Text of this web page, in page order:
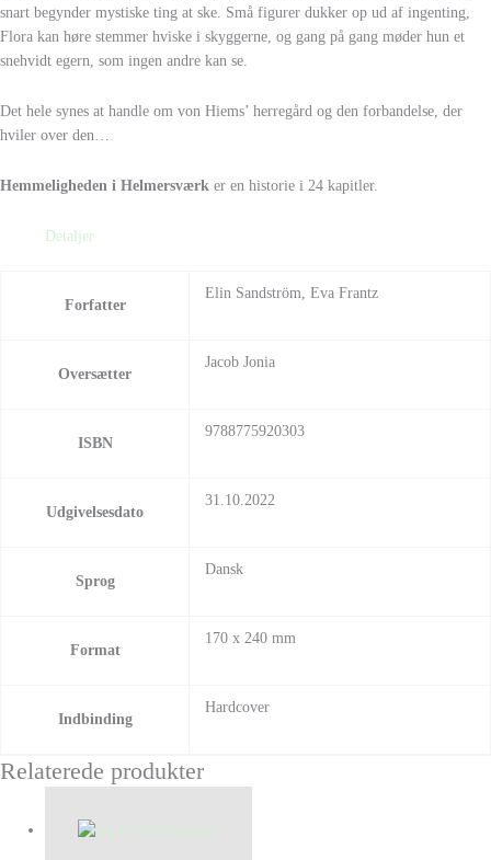
snart begynder mystiske ting at ske. Små figurer dukker op ud af ingenting,
Flora kan høre stemmer hviske i skyggerne, og gang på gang møder hun et
snehvidt egern, som ingen andre kan se.
Det hele synes at handle om von Hiems’ herregård og den forbandelse, der
hviler over den…
Hemmeligheden i Helmersværk er en historie i 24 kapitler.
Detaljer
Forfatter
Elin Sandström, Eva Frantz
Oversætter
Jacob Jonia
ISBN
9788775920303
Udgivelsesdato
31.10.2022
Sprog
Dansk
Format
170 x 240 mm
Indbinding
Hardcover
Relaterede produkter